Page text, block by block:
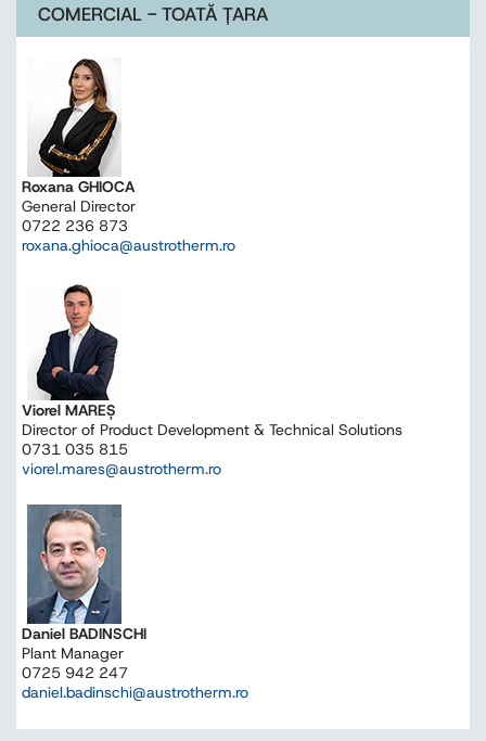
COMERCIAL - TOATĂ ȚARA
Roxana GHIOCA
General Director
0722 236 873
roxana.ghioca@austrotherm.ro
Viorel MAREŞ
Director of Product Development & Technical Solutions
0731 035 815
viorel.mares@austrotherm.ro
Daniel BADINSCHI
Plant Manager
0725 942 247
daniel.badinschi@austrotherm.ro